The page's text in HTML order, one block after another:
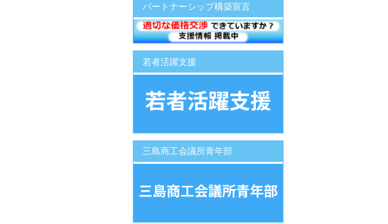
パートナーシップ構築宣言
若者活躍支援
三島商工会議所青年部